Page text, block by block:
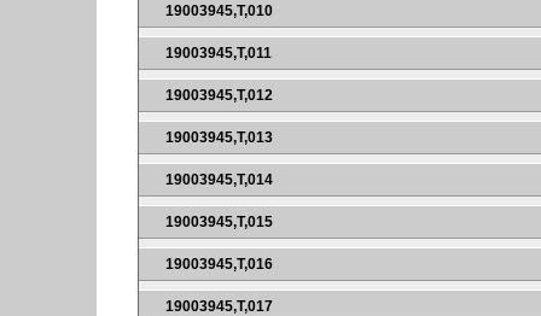
19003945,T,010
19003945,T,011
19003945,T,012
19003945,T,013
19003945,T,014
19003945,T,015
19003945,T,016
19003945,T,017